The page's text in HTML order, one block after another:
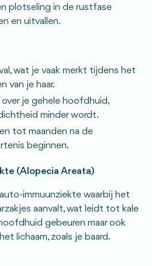
plotseling in de rustfase
en uitvallen.
wat je vaak merkt tijdens het
van je haar.
over je gehele hoofdhuid,
minder wordt.
tot maanden na de
beginnen.
(Alopecia Areata)
immuunziekte waarbij het
aanvalt, wat leidt tot kale
gebeuren maar ook
lichaam, zoals je baard.